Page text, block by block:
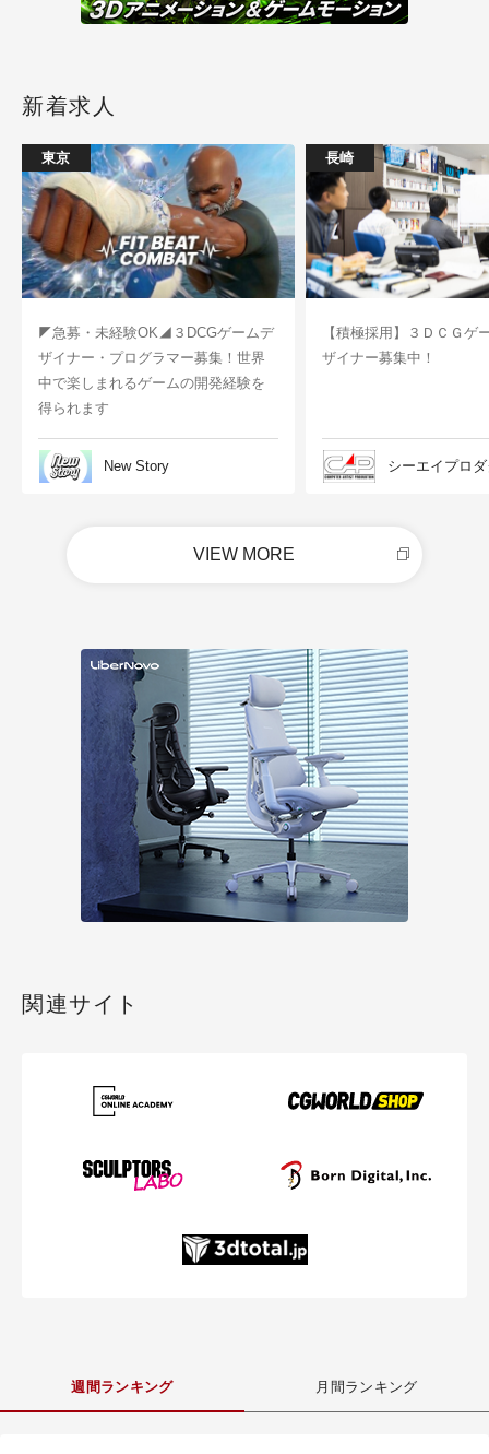
新着求人
東京
◤急募・未経験OK◢３DCGゲームデ
ザイナー・プログラマー募集！世界
中で楽しまれるゲームの開発経験を
得られます
New Story
長崎
【積極採用】３ＤＣＧゲ
ザイナー募集中！
シーエイプロ
VIEW MORE
関連サイト
週間ランキング 月間ランキング